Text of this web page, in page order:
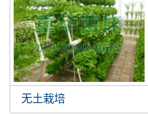
无土栽培